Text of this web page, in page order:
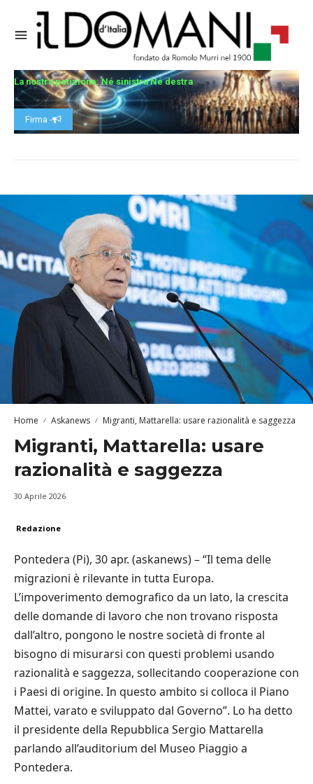
La nostra petizione: Né sinistra Né destra
Firma -
Home Askanews Migranti, Mattarella: usare razionalità e saggezza
Migranti, Mattarella: usare
razionalità e saggezza
30 Aprile 2026
Redazione
Pontedera (Pi), 30 apr. (askanews) – “Il tema delle
migrazioni è rilevante in tutta Europa.
L’impoverimento demografico da un lato, la crescita
delle domande di lavoro che non trovano risposta
dall’altro, pongono le nostre società di fronte al
bisogno di misurarsi con questi problemi usando
razionalità e saggezza, sollecitando cooperazione con
i Paesi di origine. In questo ambito si colloca il Piano
Mattei, varato e sviluppato dal Governo”. Lo ha detto
il presidente della Repubblica Sergio Mattarella
parlando all’auditorium del Museo Piaggio a
Pontedera.